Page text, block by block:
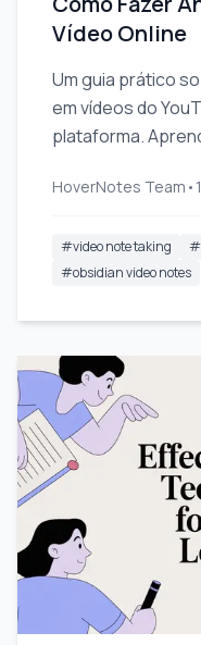
Vídeo Online
Um guia prático
em vídeos do
plataforma.
esquecer.
HoverNotes Team •
#video note taking #
#obsidian video notes